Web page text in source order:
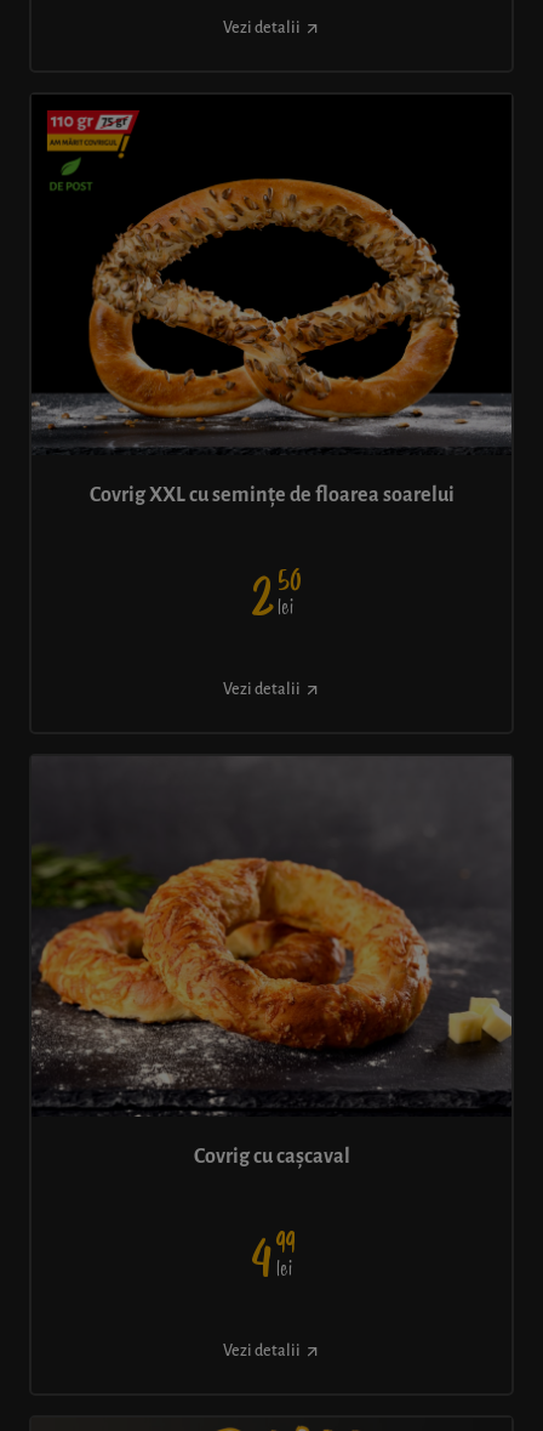
Vezi detalii
Covrig XXL cu semințe de floarea soarelui
250
lei
Vezi detalii
Covrig cu cașcaval
499
lei
Vezi detalii